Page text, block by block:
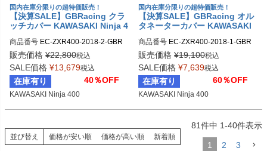
国内在庫分限りの超特価販売！
【決算SALE】GBRacing クラ
ッチカバー KAWASAKI Ninja 4
商品番号 EC-ZXR400-2018-2-GBR
gbr_EC-ZXR400-2018-2-GBR
販売価格 ¥22,800税込
SALE価格 ¥13,679税込
在庫有り 40％OFF
KAWASAKI Ninja 400
国内在庫分限りの超特価販売！
【決算SALE】GBRacing オル
タネーターカバー KAWASAKI
商品番号 EC-ZXR400-2018-1-GBR
gbr_EC-ZXR400-2018-1-GBR
販売価格 ¥19,100税込
SALE価格 ¥7,639税込
在庫有り 60％OFF
KAWASAKI Ninja 400
並び替え 価格が安い順 価格が高い順 新着順
81件中 1-40件表示
1 2 3